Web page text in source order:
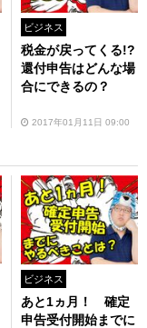
ビジネス
税金が戻ってくる!?
還付申告はどんな場
合にできるの？
2017年01月11日 09:00
ビジネス
あと1ヵ月！ 確定
申告受付開始までに